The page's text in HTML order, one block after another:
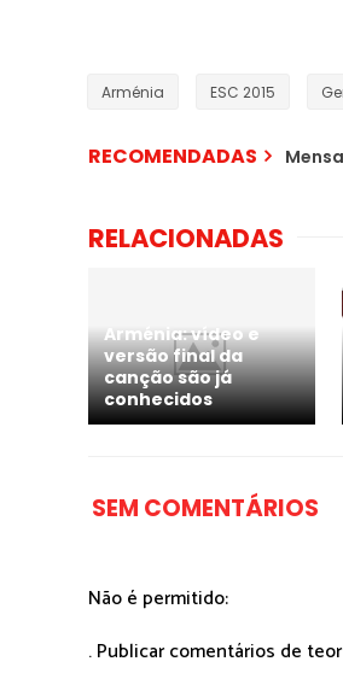
Arménia ESC 2015
RECOMENDADAS
RELACIONADAS
Arménia: vídeo e
versão final da
canção são já
conhecidos
SEM COMENTÁRIOS
Não é permitido:
. Publicar comentários de